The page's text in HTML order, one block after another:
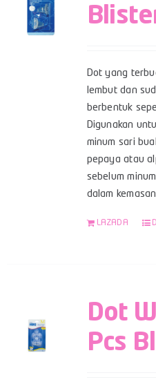
Dot yang
lembut dan
berbentuk
Digunakan
minum sari
pepaya atau
sebelum
dalam
LAZADA
Dot
Pcs